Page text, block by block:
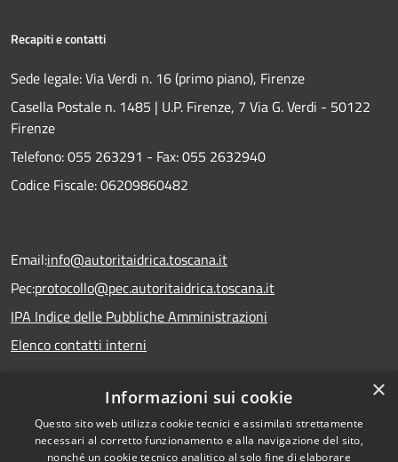
Recapiti e contatti
Sede legale: Via Verdi n. 16 (primo piano), Firenze
Casella Postale n. 1485 | U.P. Firenze, 7 Via G. Verdi - 50122
Firenze
Telefono:055 263291 - Fax:055 2632940
Codice Fiscale: 06209860482
Email:info@autoritaidrica.toscana.it
Pec:protocollo@pec.autoritaidrica.toscana.it
IPA Indice delle Pubbliche Amministrazioni
Elenco contatti interni
Dichiarazione accessibilità
×
Informazioni sui cookie
Questo sito web utilizza cookie tecnici e assimilati strettamente
necessari al corretto funzionamento e alla navigazione del sito,
nonché un cookie tecnico analitico al solo fine di elaborare